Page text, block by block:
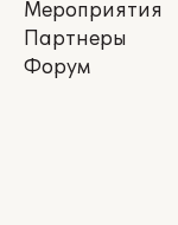
Мероприятия
Партнеры
Форум